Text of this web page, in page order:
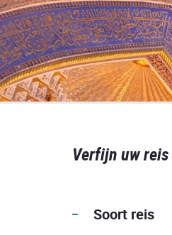
Verfijn uw reis
Soort reis